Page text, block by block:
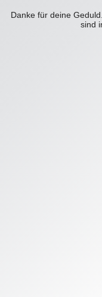
Danke für deine
sind